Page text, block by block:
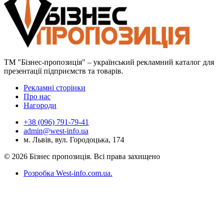
ТМ "Бізнес-пропозиція" – український рекламний каталог для
презентації підприємств та товарів.
Рекламні сторінки
Про нас
Нагороди
+38 (096) 791-79-41
admin@west-info.ua
м. Львів, вул. Городоцька, 174
© 2026 Бізнес пропозиція. Всі права захищено
Розробка West-info.com.ua.